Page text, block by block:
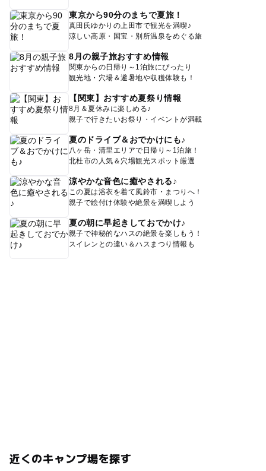
東京から90分のまちで夏旅！
真田氏ゆかりの上田市で観光を満喫♪
涼しい高原・国宝・別所温泉をめぐる旅
8月の親子旅おすすめ情報
関東からの日帰り～1泊旅にぴったり
観光地・穴場＆避暑地や収穫体験も！
【関東】おすすめ夏祭り情報
8月＆夏休みに楽しめる♪
親子で行きたいお祭り・イベントが満載
夏のドライブ＆おでかけにも♪
八ヶ岳・清里エリアで日帰り～1泊旅！
北杜市の人気＆穴場観光スポット厳選
涼やかな音色に癒やされる♪
この夏は浴衣を着て風鈴市・まつりへ！
親子で絵付け体験や絶景を満喫しよう
夏の朝に早起きしておでかけ♪
親子で神秘的なハスの絶景を楽しもう！
スイレンとの違い＆ハスまつり情報も
近くのキャンプ場を探す